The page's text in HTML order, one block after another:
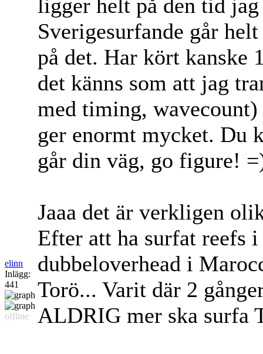
elinn
Inlägg:
441
offline
ligger helt på den tid
Sverigesurfande går
på det. Har kört kanske
det känns som att jag
med timing,
ger enormt mycket. Du
går din väg, go figure!
Jaaa det är verkligen
Efter att ha surfat reefs i
dubbeloverhead i
Torö... Varit där 2
ALDRIG mer ska surfa